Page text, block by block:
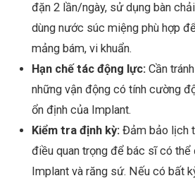
đặn 2 lần/ngày, sử dụng bàn
dùng nước súc miệng phù hợp
mảng bám, vi khuẩn.
Hạn chế tác động lực: Cần
những vận động có tính cường
ổn định của Implant.
Kiểm tra định kỳ: Đảm bảo lịch
điều quan trọng để bác sĩ có thể
Implant và răng sứ. Nếu có bất